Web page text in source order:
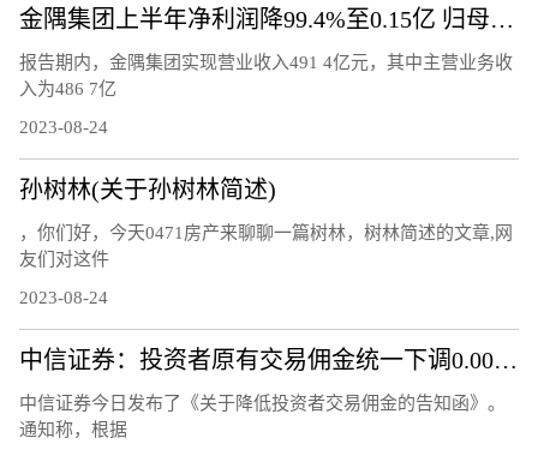
金隅集团上半年净利润降99.4%至0.15亿 归母净利润降77.7%
报告期内，金隅集团实现营业收入491 4亿元，其中主营业务收
入为486 7亿
2023-08-24
孙树林(关于孙树林简述)
，你们好，今天0471房产来聊聊一篇树林，树林简述的文章,网
友们对这件
2023-08-24
中信证券：投资者原有交易佣金统一下调0.00146%
中信证券今日发布了《关于降低投资者交易佣金的告知函》。
通知称，根据